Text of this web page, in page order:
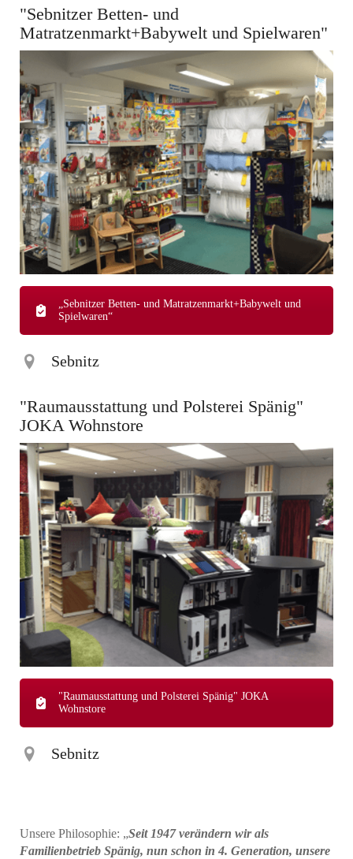
"Sebnitzer Betten- und
Matratzenmarkt+Babywelt und Spielwaren"
„Sebnitzer Betten- und Matratzenmarkt+Babywelt und
Spielwaren“
Sebnitz
"Raumausstattung und Polsterei Spänig"
JOKA Wohnstore
"Raumausstattung und Polsterei Spänig" JOKA
Wohnstore
Sebnitz
Unsere Philosophie: „Seit 1947 verändern wir als
Familienbetrieb Spänig, nun schon in 4. Generation, unsere